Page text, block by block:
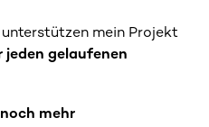
mein Projekt
jeden gelaufenen
mehr